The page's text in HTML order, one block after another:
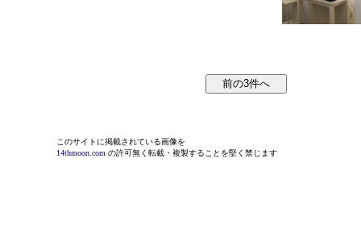
このサイトに掲載されている画像を
14thmoon.com の許可無く転載・複製することを堅く禁じます